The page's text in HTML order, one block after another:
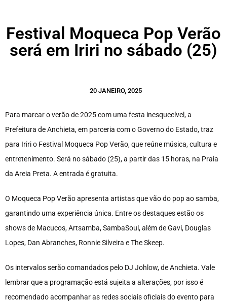
Festival Moqueca Pop Verão
será em Iriri no sábado (25)
20 JANEIRO, 2025
Para marcar o verão de 2025 com uma festa inesquecível, a
Prefeitura de Anchieta, em parceria com o Governo do Estado, traz
para Iriri o Festival Moqueca Pop Verão, que reúne música, cultura e
entretenimento. Será no sábado (25), a partir das 15 horas, na Praia
da Areia Preta. A entrada é gratuita.
O Moqueca Pop Verão apresenta artistas que vão do pop ao samba,
garantindo uma experiência única. Entre os destaques estão os
shows de Macucos, Artsamba, SambaSoul, além de Gavi, Douglas
Lopes, Dan Abranches, Ronnie Silveira e The Skeep.
Os intervalos serão comandados pelo DJ Johlow, de Anchieta. Vale
lembrar que a programação está sujeita a alterações, por isso é
recomendado acompanhar as redes sociais oficiais do evento para